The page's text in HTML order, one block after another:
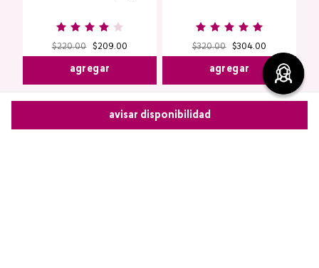
avisar disponibilidad
$220.00 $209.00
agregar
$320.00 $304.00
agregar